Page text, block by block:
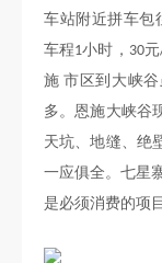
车站附近拼车包
车程1小时， 30元
施 市区到大峡
多。恩施大峡谷
天坑、地缝、绝
一应俱全。七星
是必须消费的项目